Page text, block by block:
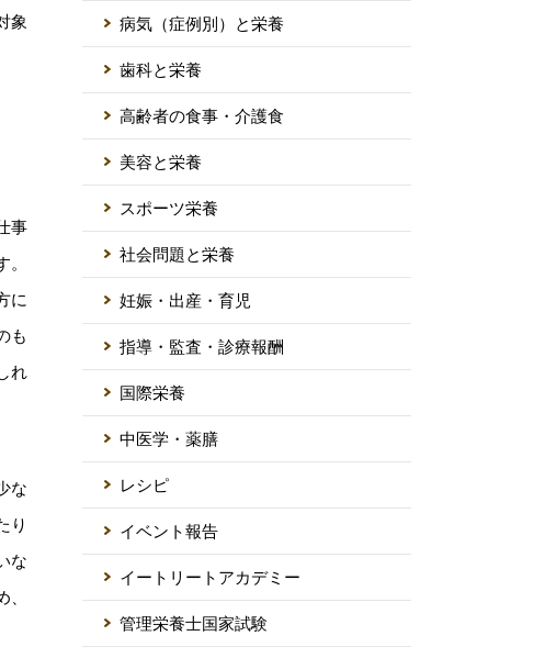
象
事
に
も
れ
な
り
な
病気（症例別）と栄養
歯科と栄養
高齢者の食事・介護食
美容と栄養
スポーツ栄養
社会問題と栄養
妊娠・出産・育児
指導・監査・診療報酬
国際栄養
中医学・薬膳
レシピ
イベント報告
イートリートアカデミー
管理栄養士国家試験